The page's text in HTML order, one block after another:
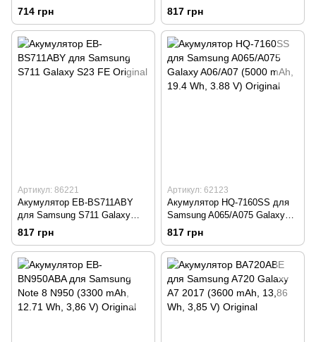
Original
714 грн
(3100 mAh, 11,94 Wh, 3,85 V)
Original
817 грн
Артикул: 86221
Акумулятор EB-BS711ABY
для Samsung S711 Galaxy
S23 FE Original
817 грн
Артикул: 62123
Акумулятор HQ-7160SS для
Samsung A065/A075 Galaxy
A06/A07 (5000 mAh, 19.4 Wh,
3.88 V) Original
817 грн